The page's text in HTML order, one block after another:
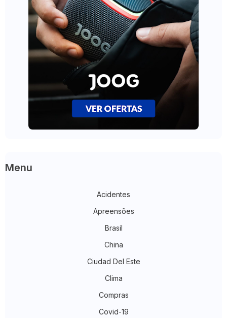
Menu
Acidentes
Apreensões
Brasil
China
Ciudad Del Este
Clima
Compras
Covid-19